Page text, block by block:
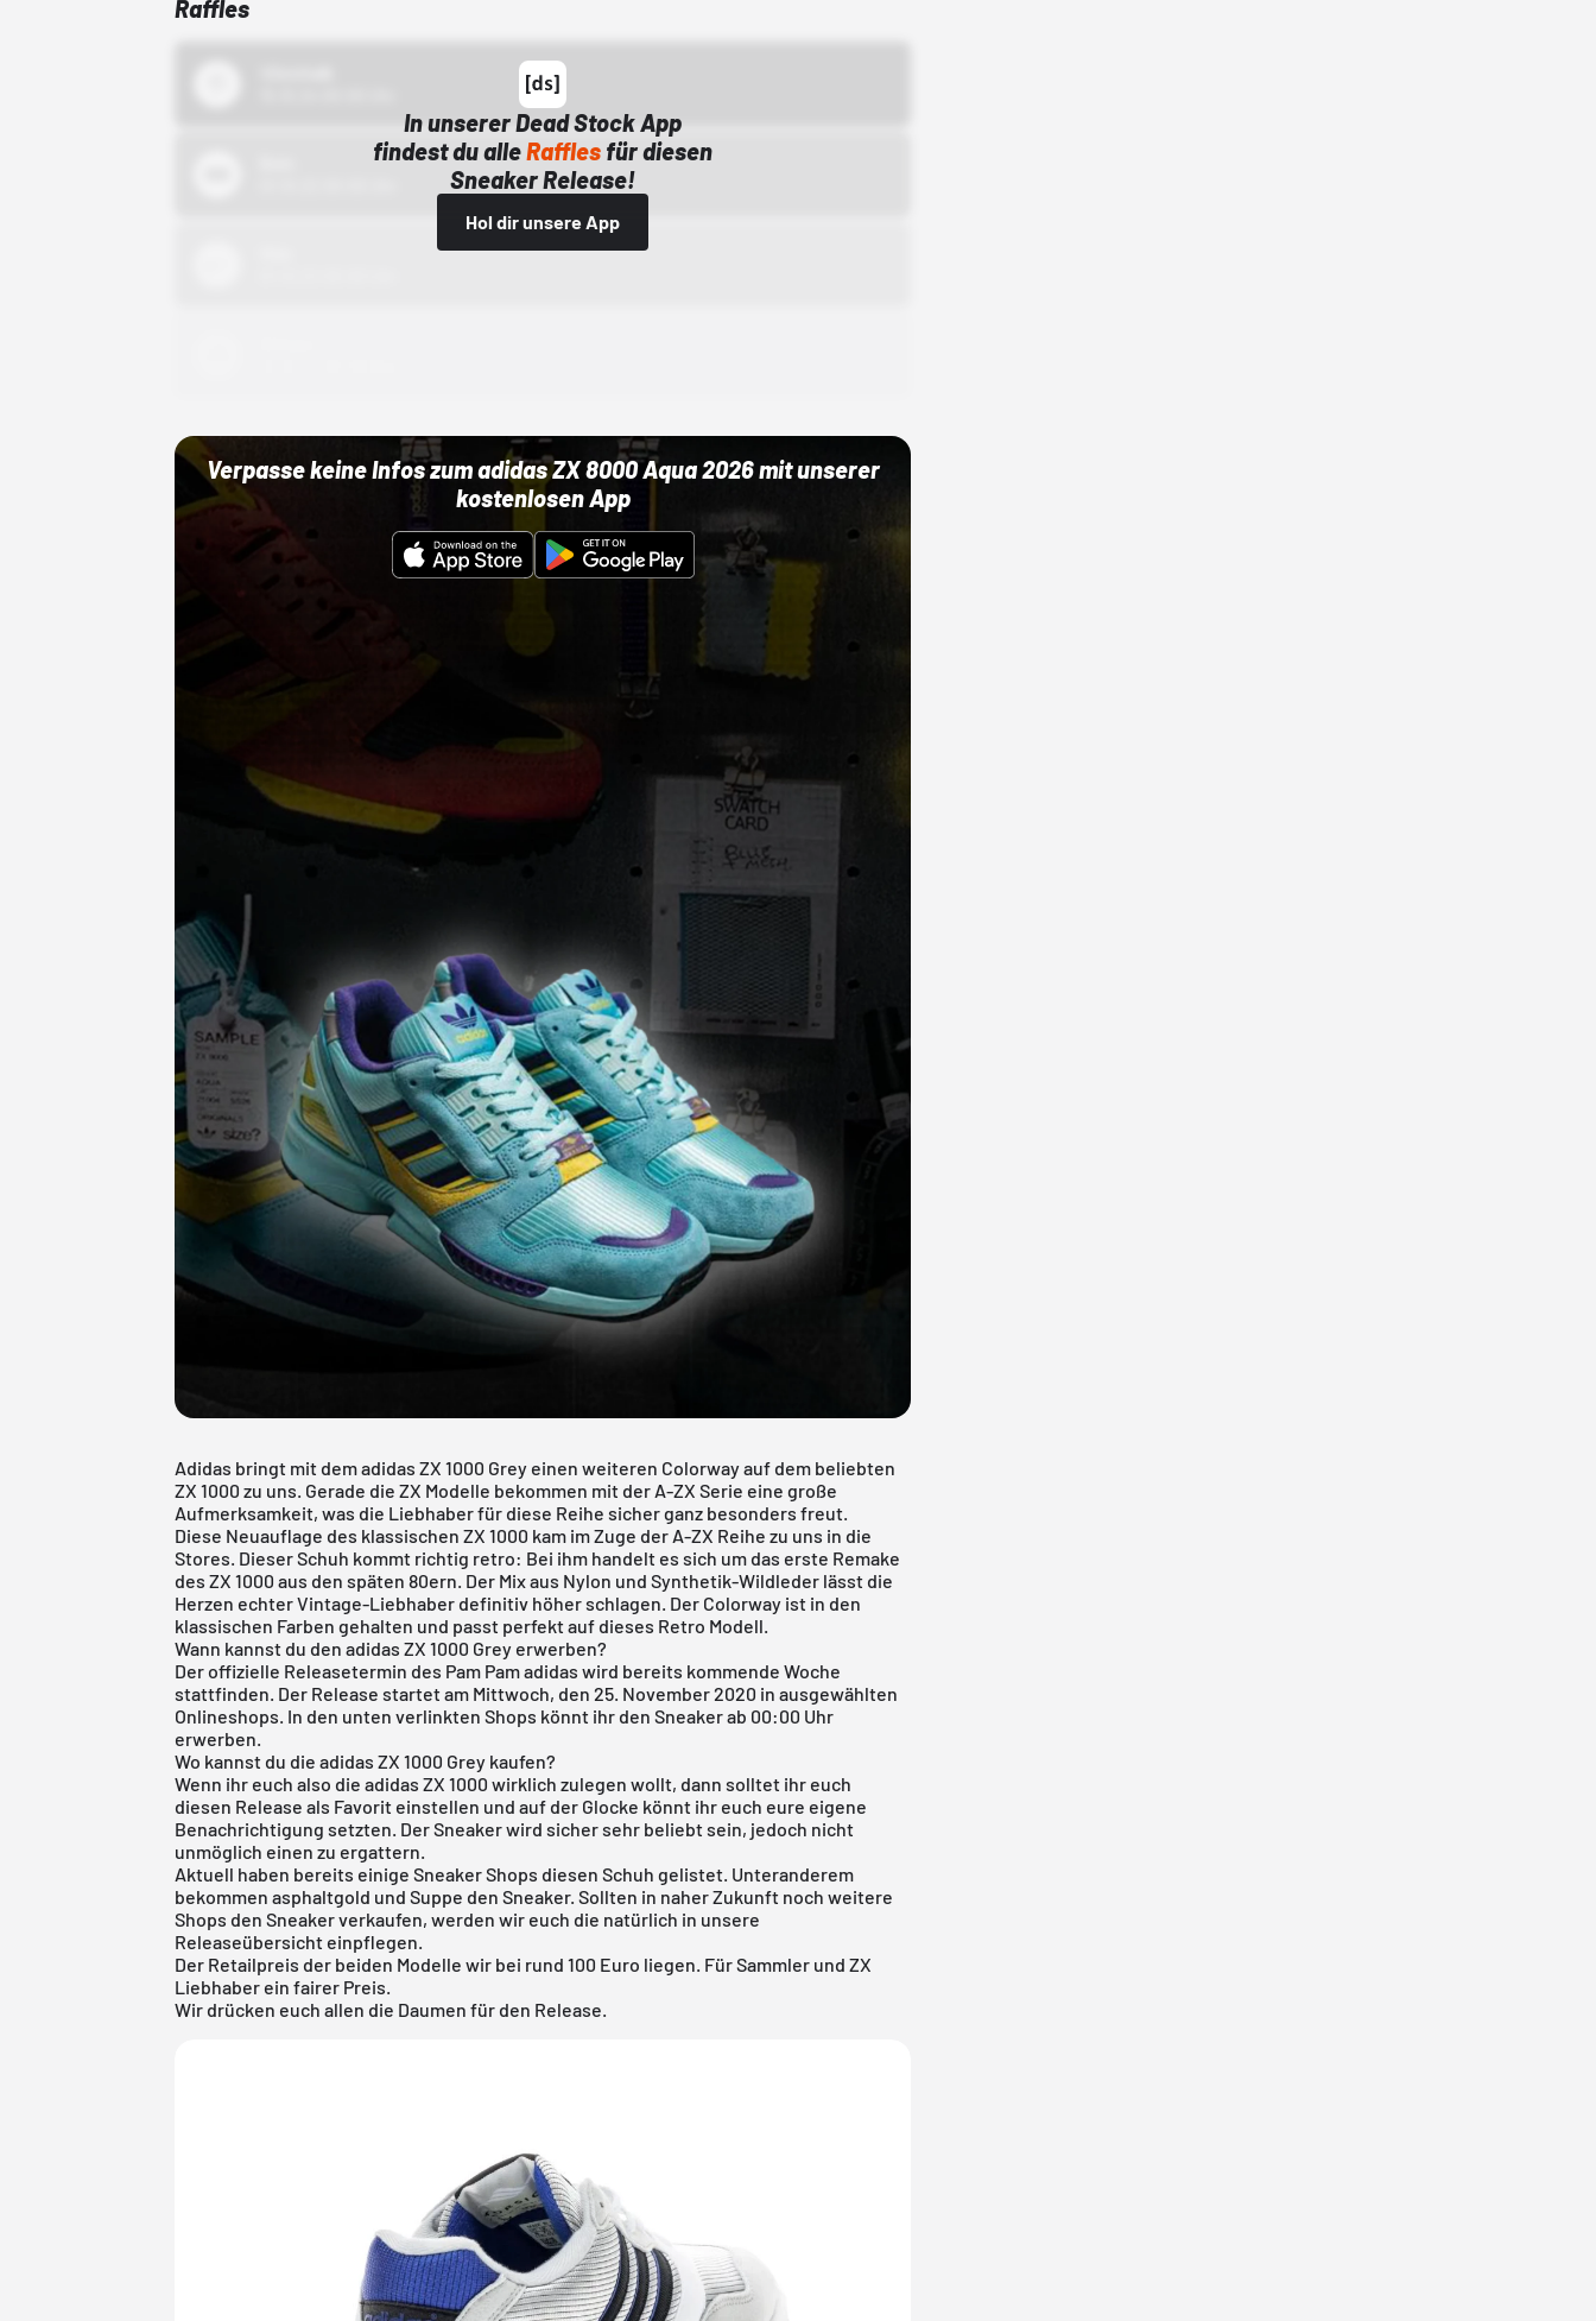
Raffles
In unserer Dead Stock App
findest du alleRaffles für diesen
Sneaker Release!
Hol dir unsere App
Verpasse keine Infos zum adidas ZX 8000 Aqua 2026 mit unserer
kostenlosen App
Adidas bringt mit dem adidas ZX 1000 Grey einen weiteren Colorway auf dem beliebten
ZX 1000 zu uns. Gerade die ZX Modelle bekommen mit der A-ZX Serie eine große
Aufmerksamkeit, was die Liebhaber für diese Reihe sicher ganz besonders freut.
Diese Neuauflage des klassischen ZX 1000 kam im Zuge der A-ZX Reihe zu uns in die
Stores. Dieser Schuh kommt richtig retro: Bei ihm handelt es sich um das erste Remake
des ZX 1000 aus den späten 80ern. Der Mix aus Nylon und Synthetik-Wildleder lässt die
Herzen echter Vintage-Liebhaber definitiv höher schlagen. Der Colorway ist in den
klassischen Farben gehalten und passt perfekt auf dieses Retro Modell.
Wann kannst du den adidas ZX 1000 Grey erwerben?
Der offizielle Releasetermin des Pam Pam adidas wird bereits kommende Woche
stattfinden. Der Release startet am Mittwoch, den 25. November 2020 in ausgewählten
Onlineshops. In den unten verlinkten Shops könnt ihr den Sneaker ab 00:00 Uhr
erwerben.
Wo kannst du die adidas ZX 1000 Grey kaufen?
Wenn ihr euch also die adidas ZX 1000 wirklich zulegen wollt, dann solltet ihr euch
diesen Release als Favorit einstellen und auf der Glocke könnt ihr euch eure eigene
Benachrichtigung setzten. Der Sneaker wird sicher sehr beliebt sein, jedoch nicht
unmöglich einen zu ergattern.
Aktuell haben bereits einige Sneaker Shops diesen Schuh gelistet. Unteranderem
bekommen asphaltgold und Suppe den Sneaker. Sollten in naher Zukunft noch weitere
Shops den Sneaker verkaufen, werden wir euch die natürlich in unsere
Releaseübersicht einpflegen.
Der Retailpreis der beiden Modelle wir bei rund 100 Euro liegen. Für Sammler und ZX
Liebhaber ein fairer Preis.
Wir drücken euch allen die Daumen für den Release.